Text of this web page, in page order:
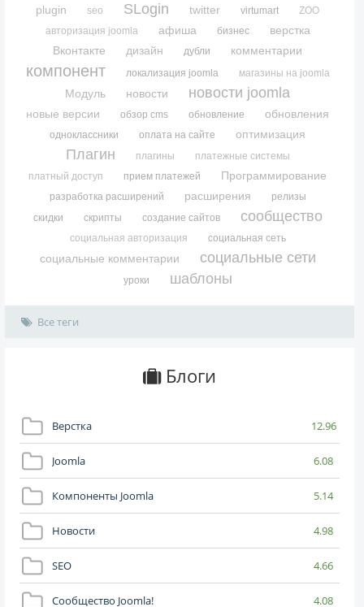
plugin
seo SLogin twitter virtumart
ZOO
авторизация joomla
афиша бизнес
верстка
Вконтакте
дизайн дубли комментарии
компонент локализация joomla магазины на joomla
Модуль новости новости joomla
новые версии обзор cms обновление обновления
одноклассники оплата на сайте оптимизация
Плагин плагины
платежные системы
платный доступ
прием платежей Программирование
разработка расширений расширения
релизы
скидки
скрипты создание сайтов сообщество
социальная авторизация социальная сеть
социальные комментарии социальные сети
уроки шаблоны
Все теги
Блоги
Верстка 12.96
Joomla 6.08
Компоненты Joomla 5.14
Новости 4.98
SEO 4.66
Сообщество Joomla! 4.08